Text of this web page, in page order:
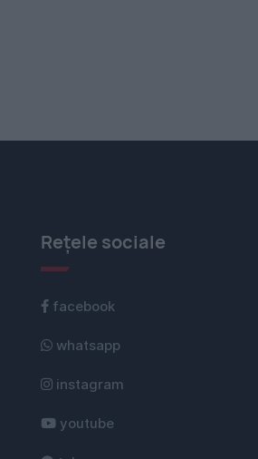
Rețele sociale
facebook
whatsapp
instagram
youtube